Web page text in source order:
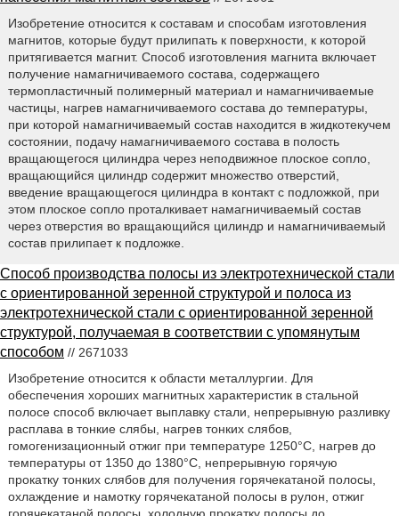
Изобретение относится к составам и способам изготовления
магнитов, которые будут прилипать к поверхности, к которой
притягивается магнит. Способ изготовления магнита включает
получение намагничиваемого состава, содержащего
термопластичный полимерный материал и намагничиваемые
частицы, нагрев намагничиваемого состава до температуры,
при которой намагничиваемый состав находится в жидкотекучем
состоянии, подачу намагничиваемого состава в полость
вращающегося цилиндра через неподвижное плоское сопло,
вращающийся цилиндр содержит множество отверстий,
введение вращающегося цилиндра в контакт с подложкой, при
этом плоское сопло проталкивает намагничиваемый состав
через отверстия во вращающийся цилиндр и намагничиваемый
состав прилипает к подложке.
Способ производства полосы из электротехнической стали
с ориентированной зеренной структурой и полоса из
электротехнической стали с ориентированной зеренной
структурой, получаемая в соответствии с упомянутым
способом // 2671033
Изобретение относится к области металлургии. Для
обеспечения хороших магнитных характеристик в стальной
полосе способ включает выплавку стали, непрерывную разливку
расплава в тонкие слябы, нагрев тонких слябов,
гомогенизационный отжиг при температуре 1250°C, нагрев до
температуры от 1350 до 1380°C, непрерывную горячую
прокатку тонких слябов для получения горячекатаной полосы,
охлаждение и намотку горячекатаной полосы в рулон, отжиг
горячекатаной полосы, холодную прокатку полосы до